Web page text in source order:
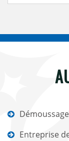
Entreprise